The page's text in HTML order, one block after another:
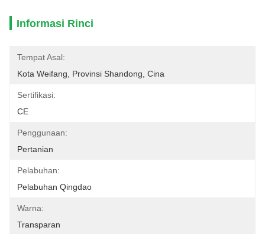
Informasi Rinci
Tempat Asal:
Kota Weifang, Provinsi Shandong, Cina
Sertifikasi:
CE
Penggunaan:
Pertanian
Pelabuhan:
Pelabuhan Qingdao
Warna:
Transparan